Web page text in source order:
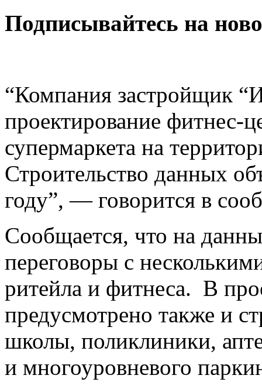
Подписывайтесь на
“Компания застройщик
проектирование фитнес-
супермаркета на
Строительство данных
году”, — говорится в
Сообщается, что на
переговоры с
ритейла и фитнеса. В
предусмотрено также и
школы, поликлиники,
и многоуровневого